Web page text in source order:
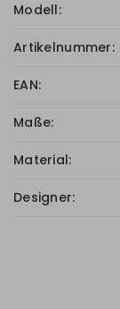
Modell:
Artikelnummer:
EAN:
Maße:
Material:
Designer: